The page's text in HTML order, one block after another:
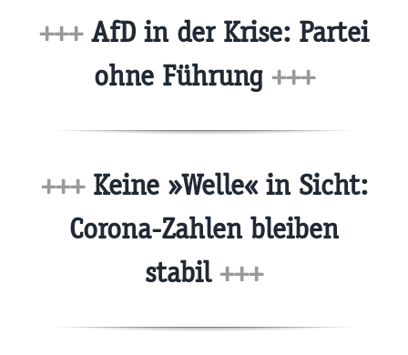
+++AfD in der Krise: Partei
ohne Führung +++
+++Keine »Welle« in Sicht:
Corona-Zahlen bleiben
stabil +++